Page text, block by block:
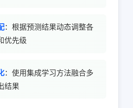
：根据预测结果动态调整各
优先级
：使用集成学习方法融合多
结果